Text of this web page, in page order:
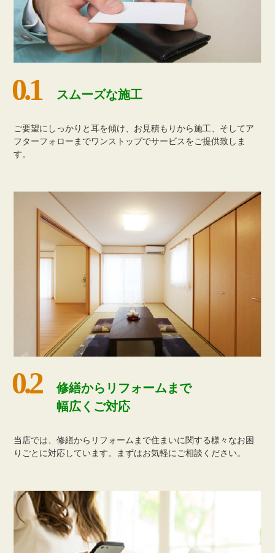
スムーズな施⼯
ご要望にしっかりと⽿を傾け、お⾒積もりから施⼯、そしてア
フターフォローまでワンストップでサービスをご提供致しま
す。
修繕からリフォームまで
幅広くご対応
当店では、修繕からリフォームまで住まいに関する様々なお困
りごとに対応しています。まずはお気軽にご相談ください。